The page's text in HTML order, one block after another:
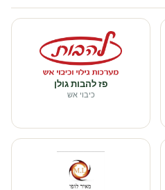
פז להבות גולן
כיבוי אש